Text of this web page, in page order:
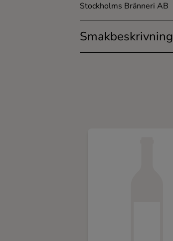
Stockholms Bränneri AB
Smakbeskrivning